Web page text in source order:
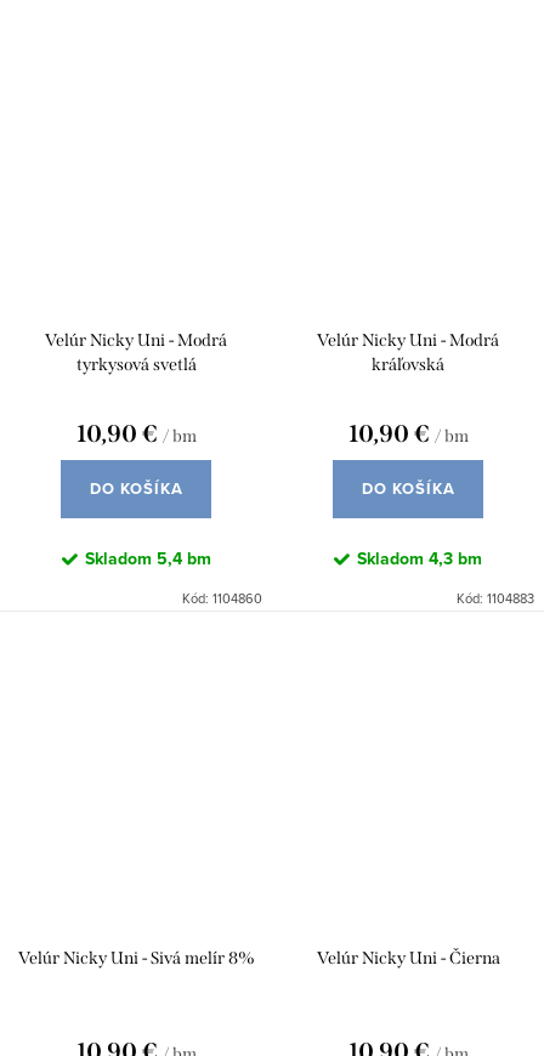
Velúr Nicky Uni - Modrá
tyrkysová svetlá
10,90 € / bm
DO KOŠÍKA
Skladom 5,4 bm
Kód: 1104860
Velúr Nicky Uni - Modrá
kráľovská
10,90 € / bm
DO KOŠÍKA
Skladom 4,3 bm
Kód: 1104883
Velúr Nicky Uni - Sivá melír 8% Velúr Nicky Uni - Čierna